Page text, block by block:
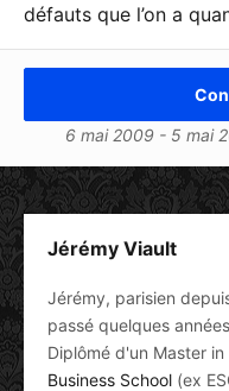
défauts que l’on a
6 mai 2009 - 5 mai
Jérémy Viault
Jérémy, parisien
passé quelques
Diplômé d'un Master
Business School (ex